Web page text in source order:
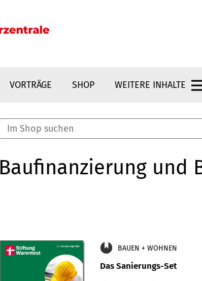
VORTRÄGE SHOP WEITERE INHALTE
Baufinanzierung und
BAUEN + WOHNEN
Das Sanierungs-Set